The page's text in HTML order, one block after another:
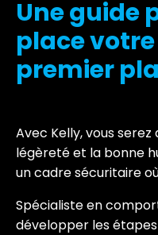
Une guide
place
premier
Avec Kelly, vous
légèreté et la bonne
un cadre sécuritaire
Spécialiste en
développer les